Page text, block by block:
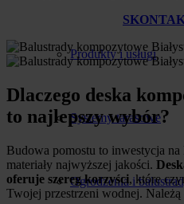
Produkty i usługi
Systemy tarasowe
Ogrodzenia i
Dlaczego deska
to najlepszy wybór?
Budowa pomostu to inwestycja
materiały najwyższej jakości.
oferuje szereg korzyści, które
Twojej przestrzeni wodnej. Należą